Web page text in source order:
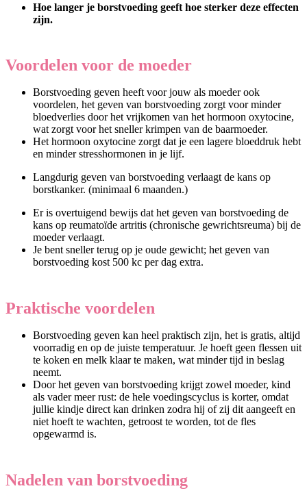
Hoe langer je borstvoeding geeft hoe sterker deze effecten
zijn.
Voordelen voor de moeder
Borstvoeding geven heeft voor jouw als moeder ook
voordelen, het geven van borstvoeding zorgt voor minder
bloedverlies door het vrijkomen van het hormoon oxytocine,
wat zorgt voor het sneller krimpen van de baarmoeder.
Het hormoon oxytocine zorgt dat je een lagere bloeddruk hebt
en minder stresshormonen in je lijf.
Langdurig geven van borstvoeding verlaagt de kans op
borstkanker. (minimaal 6 maanden.)
Er is overtuigend bewijs dat het geven van borstvoeding de
kans op reumatoïde artritis (chronische gewrichtsreuma) bij de
moeder verlaagt.
Je bent sneller terug op je oude gewicht; het geven van
borstvoeding kost 500 kc per dag extra.
Praktische voordelen
Borstvoeding geven kan heel praktisch zijn, het is gratis, altijd
voorradig en op de juiste temperatuur. Je hoeft geen flessen uit
te koken en melk klaar te maken, wat minder tijd in beslag
neemt.
Door het geven van borstvoeding krijgt zowel moeder, kind
als vader meer rust: de hele voedingscyclus is korter, omdat
jullie kindje direct kan drinken zodra hij of zij dit aangeeft en
niet hoeft te wachten, getroost te worden, tot de fles
opgewarmd is.
Nadelen van borstvoeding